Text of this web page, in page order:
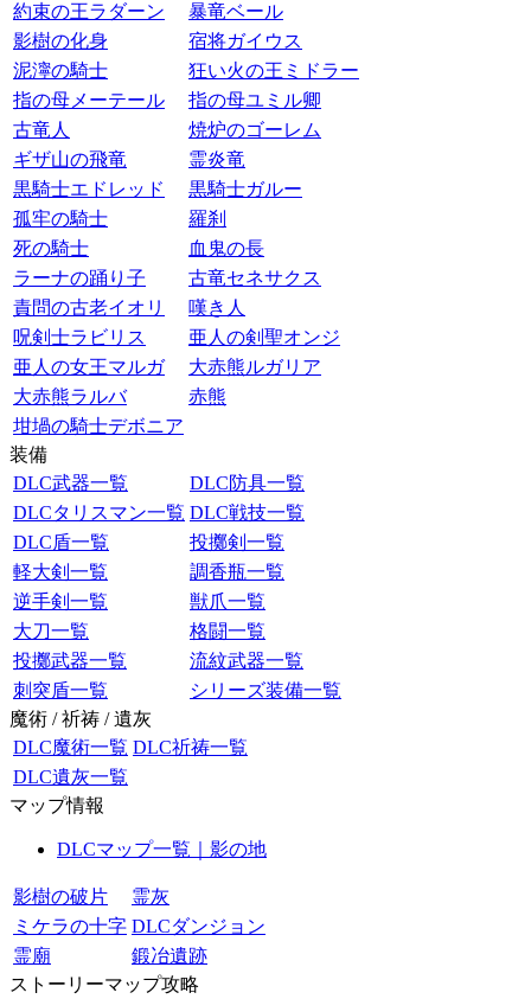
約束の王ラダーン
暴竜ベール
影樹の化身
宿将ガイウス
泥濘の騎士
狂い火の王ミドラー
指の母メーテール
指の母ユミル卿
古竜人
焼炉のゴーレム
ギザ山の飛竜
霊炎竜
黒騎士エドレッド
黒騎士ガルー
孤牢の騎士
羅刹
死の騎士
血鬼の長
ラーナの踊り子
古竜セネサクス
責問の古老イオリ
嘆き人
呪剣士ラビリス
亜人の剣聖オンジ
亜人の女王マルガ
大赤熊ルガリア
大赤熊ラルバ
赤熊
坩堝の騎士デボニア
装備
DLC武器一覧
DLC防具一覧
DLCタリスマン一覧 DLC戦技一覧
DLC盾一覧
投擲剣一覧
軽大剣一覧
調香瓶一覧
逆手剣一覧
獣爪一覧
大刀一覧
格闘一覧
投擲武器一覧
流紋武器一覧
刺突盾一覧
シリーズ装備一覧
魔術 / 祈祷 / 遺灰
DLC魔術一覧 DLC祈祷一覧
DLC遺灰一覧
マップ情報
DLCマップ一覧｜影の地
影樹の破片
霊灰
ミケラの十字 DLCダンジョン
霊廟
鍛冶遺跡
ストーリーマップ攻略